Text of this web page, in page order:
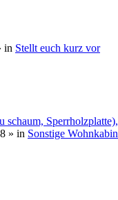
in Stellt euch kurz vor
schaum,
» in Sonstige